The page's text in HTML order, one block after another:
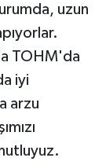
uzun
TOHM'da
iyi
arzu